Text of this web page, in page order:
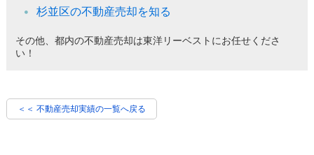
杉並区の不動産売却を知る
その他、都内の不動産売却は東洋リーベストにお任せくださ
い！
＜＜ 不動産売却実績の一覧へ戻る